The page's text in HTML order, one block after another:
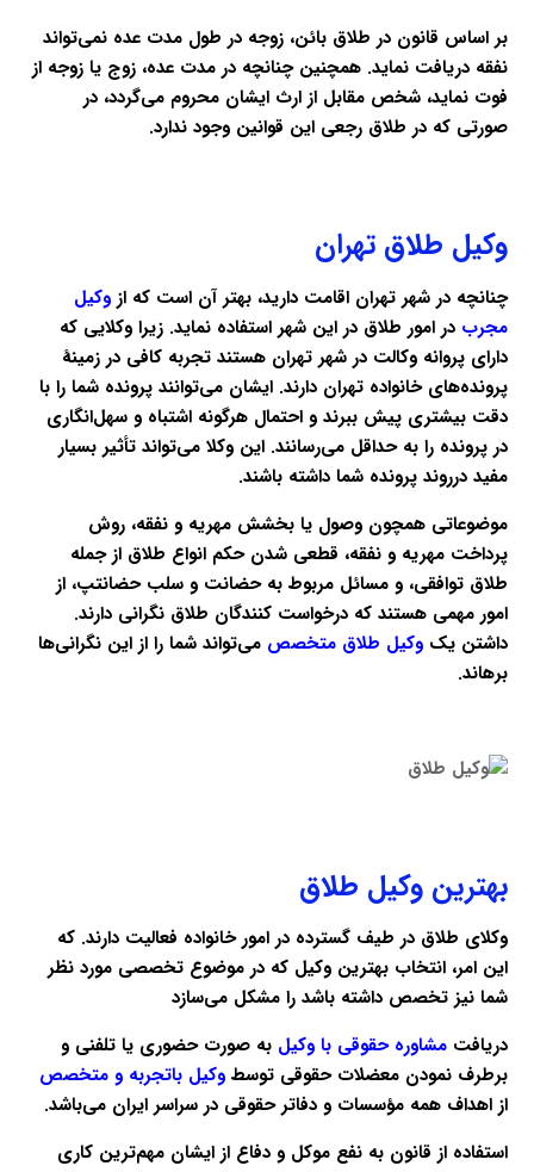
بر اساس قانون در طلاق بائن، زوجه در طول مدت عده نمی‌تواند
نفقه دریافت نماید. همچنین چنانچه در مدت عده، زوج یا زوجه از
فوت نماید، شخص مقابل از ارث ایشان محروم می‌گردد، در
صورتی که در طلاق رجعی این قوانین وجود ندارد.
وکیل طلاق تهران
چنانچه در شهر تهران اقامت دارید، بهتر آن است که ازوکیل
مجرب در امور طلاق در این شهر استفاده نماید. زیرا وکلایی که
دارای پروانه وکالت در شهر تهران هستند تجربه کافی در زمینهٔ
پرونده‌های خانواده تهران دارند. ایشان می‌توانند پرونده شما را با
دقت بیشتری پیش ببرند و احتمال هرگونه اشتباه و سهل‌انگاری
در پرونده را به حداقل می‌رسانند. این وکلا می‌تواند تأثیر بسیار
مفید درروند پرونده شما داشته باشند.
موضوعاتی همچون وصول یا بخشش مهریه و نفقه، روش
پرداخت مهریه و نفقه، قطعی شدن حکم انواع طلاق از جمله
طلاق توافقی، و مسائل مربوط به حضانت و سلب حضانتپ، از
امور مهمی هستند که درخواست کنندگان طلاق نگرانی دارند.
داشتن یکوکیل طلاق متخصصمی‌تواند شما را از این نگرانی‌ها
برهاند.
بهترین وکیل طلاق
وکلای طلاق در طیف گسترده در امور خانواده فعالیت دارند. که
این امر، انتخاب بهترین وکیل که در موضوع تخصصی مورد نظر
شما نیز تخصص داشته باشد را مشکل می‌سازد
دریافتمشاوره حقوقی با وکیل به صورت حضوری یا تلفنی و
برطرف نمودن معضلات حقوقی توسطوکیل باتجربه و متخصص
از اهداف همه مؤسسات و دفاتر حقوقی در سراسر ایران می‌باشد.
استفاده از قانون به نفع موکل و دفاع از ایشان مهم‌ترین کاری